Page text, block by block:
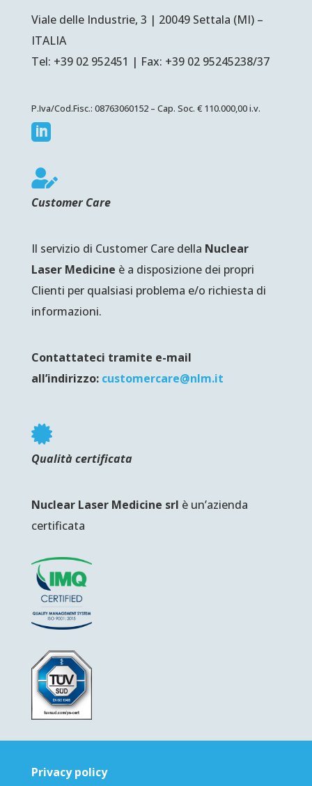
Viale delle Industrie, 3 | 20049 Settala (MI) –
ITALIA
Tel: +39 02 952451 | Fax: +39 02 95245238/37
P.Iva/Cod.Fisc.: 08763060152 – Cap. Soc. € 110.000,00 i.v.


Customer Care
Il servizio di Customer Care della Nuclear
Laser Medicine è a disposizione dei propri
Clienti per qualsiasi problema e/o richiesta di
informazioni.
Contattateci tramite e-mail
all’indirizzo: customercare@nlm.it

Qualità certificata
Nuclear Laser Medicine srl è un’azienda
certificata
Privacy policy